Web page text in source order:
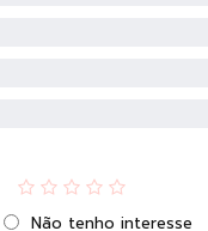
Não tenho interesse